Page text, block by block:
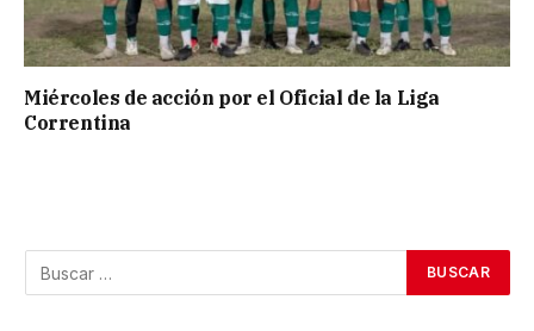
Miércoles de acción por el Oficial de la Liga
Correntina